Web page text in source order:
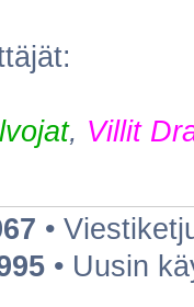
, Villit
•
• Uusin